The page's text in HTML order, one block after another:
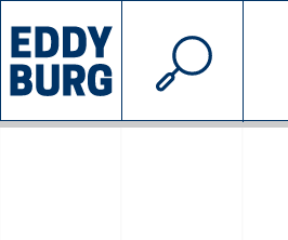
INIZIATIVE
© 2026